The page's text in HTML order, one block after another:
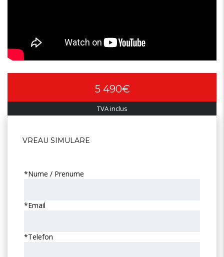
5 490€
TVA inclus
VREAU SIMULARE
*Nume / Prenume
*Email
*Telefon